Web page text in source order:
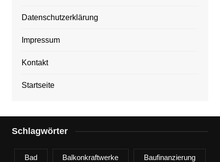
Datenschutzerklärung
Impressum
Kontakt
Startseite
Schlagwörter
Bad Balkonkraftwerke Baufinanzierung